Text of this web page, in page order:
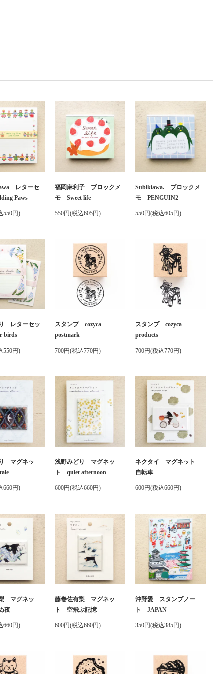
レターセ
Paws
550円)
福岡麻利子 ブロックメ
モ Sweet life
550円(税込605円)
Subikiawa. ブロックメ
モ PENGUIN2
550円(税込605円)
レターセッ
birds
550円)
スタンプ cozyca
postmark
700円(税込770円)
スタンプ cozyca
products
700円(税込770円)
マグネッ
660円)
浅野みどり マグネッ
ト quiet afternoon
600円(税込660円)
ネクタイ マグネット
自転車
600円(税込660円)
マグネッ
夜
660円)
藤巻佐有梨 マグネッ
ト 空飛ぶ記憶
600円(税込660円)
沖野愛 スタンプノー
ト JAPAN
350円(税込385円)